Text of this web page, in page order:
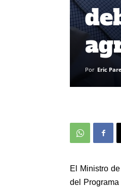
Por Eric
El Ministro
del